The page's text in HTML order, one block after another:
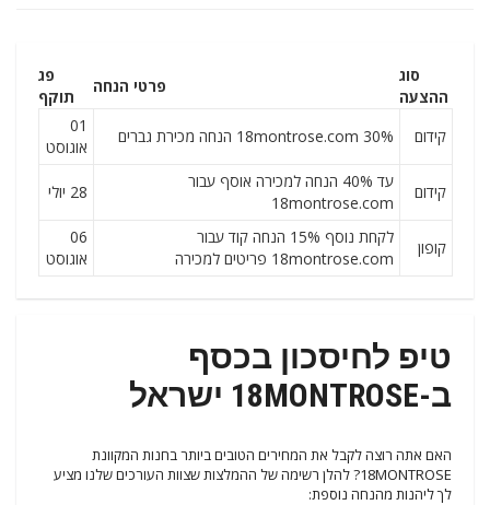
סוג
ההצעה
פרטי הנחה
פג
תוקף
קידום
18montrose.com 30% הנחה מכירת גברים
01
אוגוסט
קידום
עד 40% הנחה למכירה אוסף עבור
18montrose.com
28 יולי
קופון
לקחת נוסף 15% הנחה קוד עבור
18montrose.com פריטים למכירה
06
אוגוסט
טיפ לחיסכון בכסף
ב-18MONTROSE ישראל
האם אתה רוצה לקבל את המחירים הטובים ביותר בחנות המקוונת
18MONTROSE? להלן רשימה של ההמלצות שצוות העורכים שלנו מציע
לך ליהנות מהנחה נוספת: